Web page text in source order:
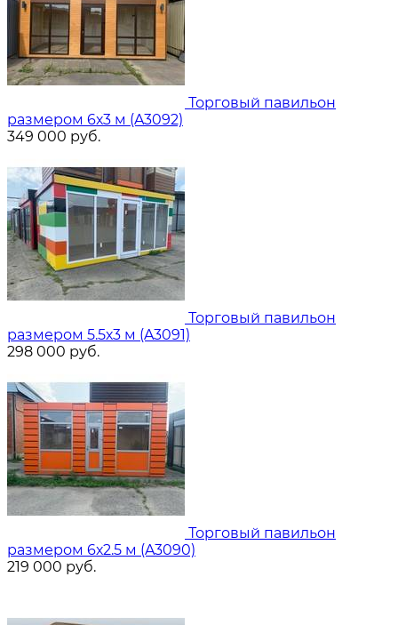
Торговый павильон
размером 6х3 м (A3092)
349 000 руб.
Торговый павильон
размером 5.5х3 м (A3091)
298 000 руб.
Торговый павильон
размером 6х2.5 м (A3090)
219 000 руб.